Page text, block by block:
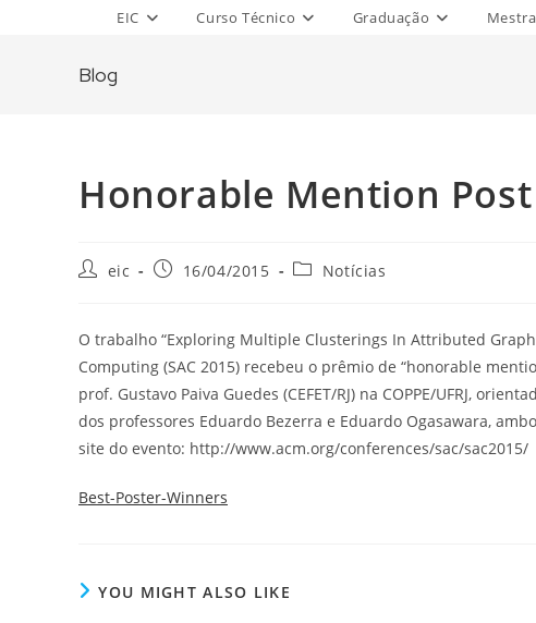
EIC Curso Técnico Graduação
Blog
Honorable Mention Post
Posteic
Post16/04/2015
PostNotícias
O trabalho “Exploring Multiple Clusterings In Attributed
Computing (SAC 2015) recebeu o prêmio de “honorable
prof. Gustavo Paiva Guedes (CEFET/RJ) na COPPE/UFRJ,
dos professores Eduardo Bezerra e Eduardo Ogasawara,
site do evento: http://www.acm.org/conferences/sac/sac2015/
Best-Poster-Winners
YOU MIGHT ALSO LIKE